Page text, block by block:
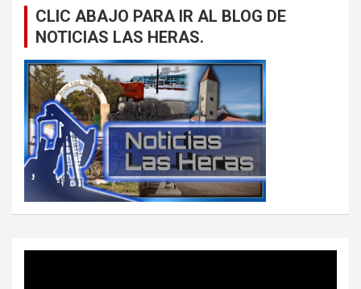
CLIC ABAJO PARA IR AL BLOG DE
NOTICIAS LAS HERAS.